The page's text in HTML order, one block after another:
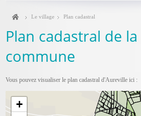
Le village Plan cadastral
Plan cadastral de la
commune
Vous pouvez visualiser le plan cadastral d'Aureville ici :